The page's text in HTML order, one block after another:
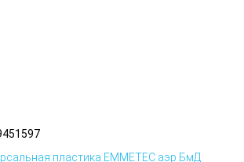
пластика EMMETEC аэр БмД